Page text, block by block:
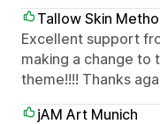
Tallow Skin
Excellent support
making a change to
theme!!!! Thanks
jAM Art Munich